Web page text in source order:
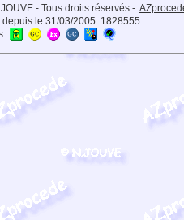
- Tous droits réservés -
depuis le 31/03/2005: 1828555